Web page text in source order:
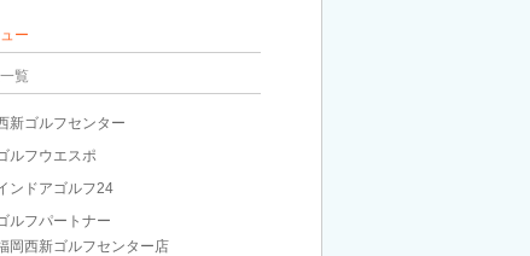
ー
覧
新ゴルフセンター
ルフウエスポ
ンドアゴルフ24
ルフパートナー
岡西新ゴルフセンター店